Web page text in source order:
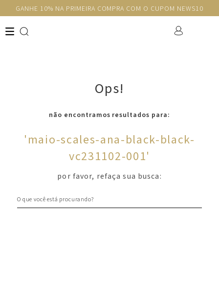
GANHE 10% NA PRIMEIRA COMPRA COM O CUPOM NEWS10
Ops!
não encontramos resultados para:
'maio-scales-ana-black-black-
vc231102-001'
por favor, refaça sua busca: